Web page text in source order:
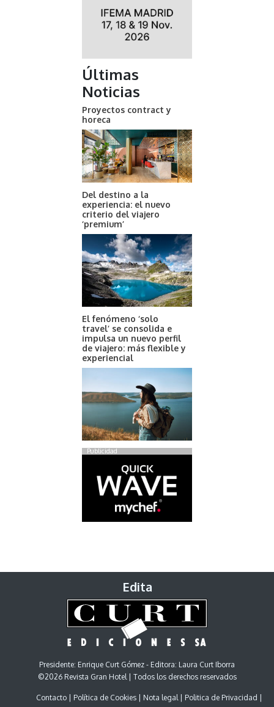
Últimas
Noticias
Proyectos contract y
horeca
Del destino a la
experiencia: el nuevo
criterio del viajero
‘premium’
El fenómeno ‘solo
travel’ se consolida e
impulsa un nuevo perfil
de viajero: más flexible y
experiencial
Publicidad
Edita
Presidente: Enrique Curt Gómez - Editora: Laura Curt Iborra
©2026 Revista Gran Hotel | Todos los derechos reservados
Contacto Política de Cookies Nota legal Politica de Privacidad